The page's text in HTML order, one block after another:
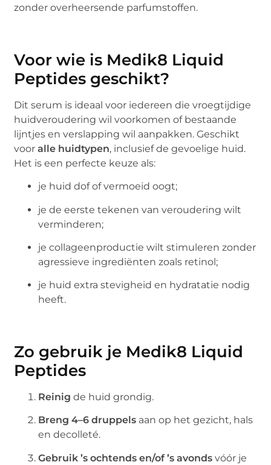
zonder overheersende parfumstoffen.
Voor wie is Medik8 Liquid
Peptides geschikt?
Dit serum is ideaal voor iedereen die vroegtijdige
huidveroudering wil voorkomen of bestaande
lijntjes en verslapping wil aanpakken. Geschikt
vooralle huidtypen, inclusief de gevoelige huid.
Het is een perfecte keuze als:
je huid dof of vermoeid oogt;
je de eerste tekenen van veroudering wilt
verminderen;
je collageenproductie wilt stimuleren zonder
agressieve ingrediënten zoals retinol;
je huid extra stevigheid en hydratatie nodig
heeft.
Zo gebruik je Medik8 Liquid
Peptides
Reinig de huid grondig.
Breng 4–6 druppels aan op het gezicht, hals
en decolleté.
Gebruik ’s ochtends en/of ’s avonds vóór je